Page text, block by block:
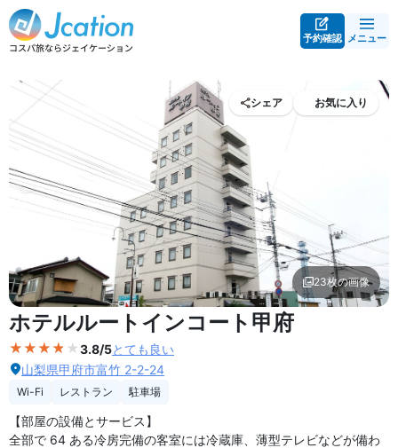
予約確認 メニュー
外観の写真を拡大表示
シェア お気に入り
23枚の画像
ホテルルートインコート甲府
3.8/5とても良い
山梨県甲府市富竹 2-2-24
Wi-Fi レストラン 駐車場
【部屋の設備とサービス】
全部で 64 ある冷房完備の客室には冷蔵庫、薄型テレビなどが備わ